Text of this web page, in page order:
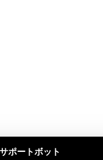
ポートボット